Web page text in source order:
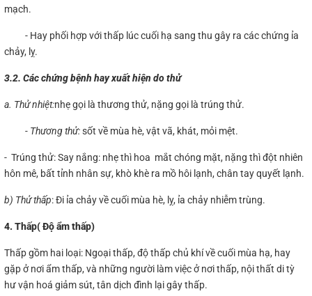
mạch.
- Hay phối hợp với thấp lúc cuối hạ sang thu gây ra các chứng ỉa
chảy, lỵ.
3.2. Các chứng bệnh hay xuất hiện do thử
a. Thử nhiệt:nhẹ gọi là thương thử, nặng gọi là trúng thử.
- Thương thử:sốt về mùa hè, vật vã, khát, mỏi mệt.
- Trúng thử: Say nắng: nhẹ thì hoa mắt chóng mặt, nặng thì đột nhiên
hôn mê, bất tỉnh nhân sự, khò khè ra mồ hôi lạnh, chân tay quyết lạnh.
b) Thử thấp: Đi ỉa chảy về cuối mùa hè, lỵ, ỉa chảy nhiễm trùng.
4. Thấp( Độ ẩm thấp)
Thấp gồm hai loại: Ngoại thấp, độ thấp chủ khí về cuối mùa hạ, hay
gặp ở nơi ẩm thấp, và những người làm việc ở nơi thấp, nội thất di tỳ
hư vận hoá giảm sút, tân dịch đình lại gây thấp.